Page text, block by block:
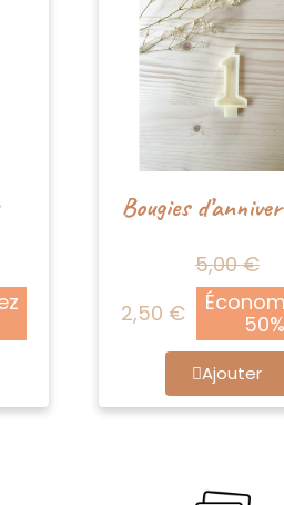
5,00 €
2,50 €
50%
Ajouter